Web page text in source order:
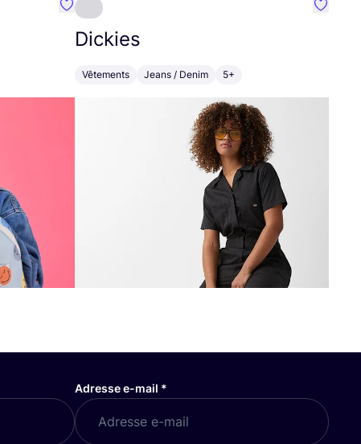
Préféré {nom}
Dickies
Vêtements Jeans / Denim 5+
Adresse e-mail *